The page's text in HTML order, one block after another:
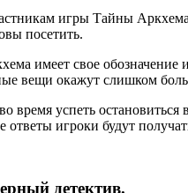
игры Тайны
посетить.
имеет свое обозначение
вещи окажут слишком
успеть остановиться
ответы игроки будут
детектив.